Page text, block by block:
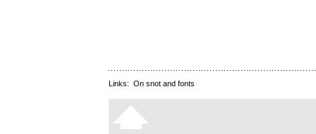
Links: On snot and fonts